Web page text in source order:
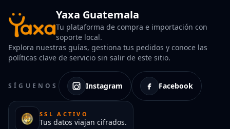
Yaxa Guatemala
Tu plataforma de compra e importación con
soporte local.
Explora nuestras guías, gestiona tus pedidos y conoce las
políticas clave de servicio sin salir de este sitio.
SÍGUENOS Instagram Facebook
SSL ACTIVO
Tus datos viajan cifrados.